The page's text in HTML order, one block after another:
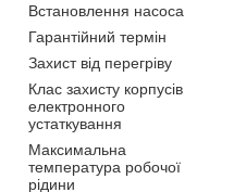
Встановлення насоса
Гарантійний термін
Захист від перегріву
Клас захисту корпусів
електронного
устаткування
Максимальна
температура робочої
рідини